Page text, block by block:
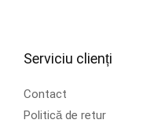
Serviciu clienți
Contact
Politică de retur